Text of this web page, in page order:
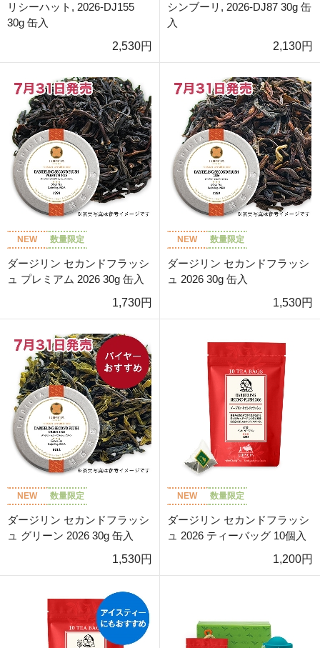
リシーハット, 2026-DJ155
30g 缶入
2,530円
シンブーリ, 2026-DJ87 30g 缶
入
2,130円
NEW 数量限定
ダージリン セカンドフラッシ
ュ プレミアム 2026 30g 缶入
1,730円
NEW 数量限定
ダージリン セカンドフラッシ
ュ 2026 30g 缶入
1,530円
NEW 数量限定
ダージリン セカンドフラッシ
ュ グリーン 2026 30g 缶入
1,530円
NEW 数量限定
ダージリン セカンドフラッシ
ュ 2026 ティーバッグ 10個入
1,200円